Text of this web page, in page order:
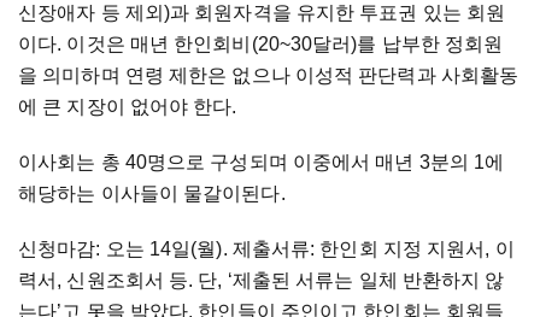
신장애자 등 제외)과 회원자격을 유지한 투표권 있는 회원
이다. 이것은 매년 한인회비(20~30달러)를 납부한 정회원
을 의미하며 연령 제한은 없으나 이성적 판단력과 사회활동
에 큰 지장이 없어야 한다.
이사회는 총 40명으로 구성되며 이중에서 매년 3분의 1에
해당하는 이사들이 물갈이된다.
신청마감: 오는 14일(월). 제출서류: 한인회 지정 지원서, 이
력서, 신원조회서 등. 단, ‘제출된 서류는 일체 반환하지 않
는다’고 못을 박았다. 한인들이 주인이고 한인회는 회원들